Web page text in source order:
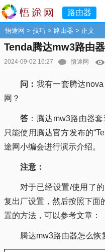
路由器
悟途网 > 技巧 > 路由器 > 正文
Tenda腾达mw3路由
2024-09-02 16:27 悟途网
问： 我有一套腾达nova
网？
答 ：腾达mw3路由器
只能使用腾达官方发布的
途网小编会进行演示介绍。
注意：
对于已经设置/使用了
复出厂设置，然后按照下面
置的方法，可以参考文章：
腾达mw3路由器怎么恢